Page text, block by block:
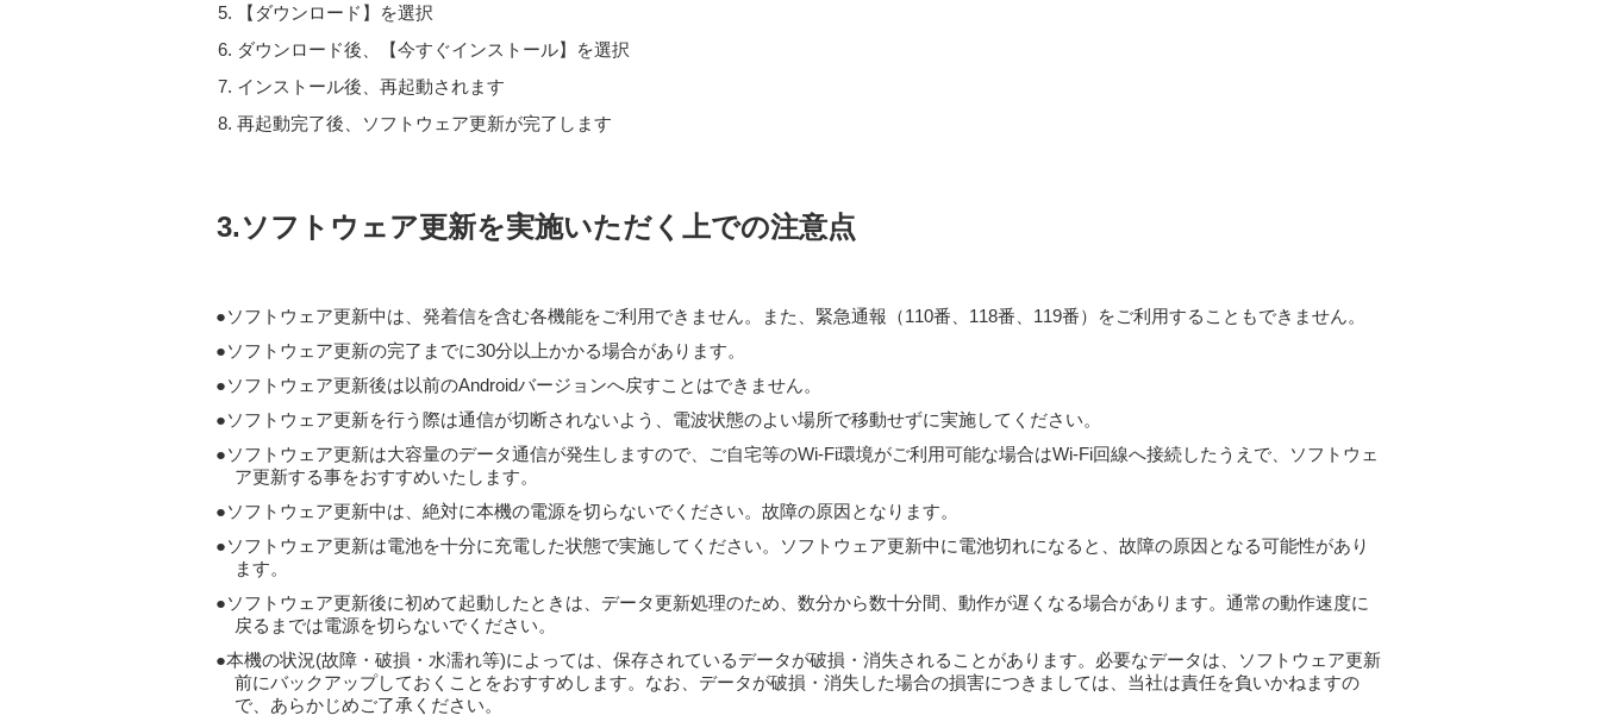
【ダウンロード】を選択
ダウンロード後、【今すぐインストール】を選択
インストール後、再起動されます
再起動完了後、ソフトウェア更新が完了します
3.ソフトウェア更新を実施いただく上での注意点
ソフトウェア更新中は、発着信を含む各機能をご利用できません。また、緊急通報（110番、118番、119番）をご利用することもできません。
ソフトウェア更新の完了までに30分以上かかる場合があります。
ソフトウェア更新後は以前のAndroidバージョンへ戻すことはできません。
ソフトウェア更新を行う際は通信が切断されないよう、電波状態のよい場所で移動せずに実施してください。
ソフトウェア更新は大容量のデータ通信が発生しますので、ご自宅等のWi-Fi環境がご利用可能な場合はWi-Fi回線へ接続したうえで、ソフトウェ
ア更新する事をおすすめいたします。
ソフトウェア更新中は、絶対に本機の電源を切らないでください。故障の原因となります。
ソフトウェア更新は電池を十分に充電した状態で実施してください。ソフトウェア更新中に電池切れになると、故障の原因となる可能性があり
ます。
ソフトウェア更新後に初めて起動したときは、データ更新処理のため、数分から数十分間、動作が遅くなる場合があります。通常の動作速度に
戻るまでは電源を切らないでください。
本機の状況(故障・破損・水濡れ等)によっては、保存されているデータが破損・消失されることがあります。必要なデータは、ソフトウェア更新
前にバックアップしておくことをおすすめします。なお、データが破損・消失した場合の損害につきましては、当社は責任を負いかねますの
で、あらかじめご了承ください。